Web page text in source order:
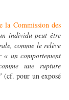
la Commission des
individu peut être
comme le relève
« un comportement
une rupture
(cf. pour un exposé